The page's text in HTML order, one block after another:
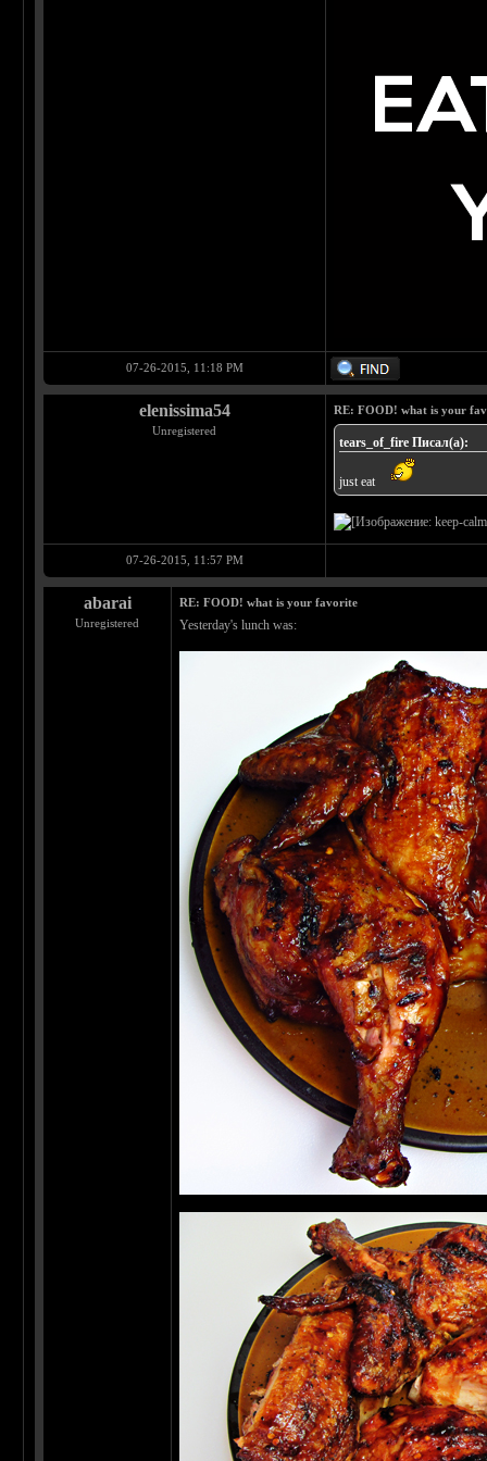
07-26-2015, 11:18 PM
elenissima54
Unregistered
RE: FOOD! what is your
tears_of_fire Писал(а):
just eat
07-26-2015, 11:57 PM
abarai
Unregistered
RE: FOOD! what is your favorite
Yesterday's lunch was: